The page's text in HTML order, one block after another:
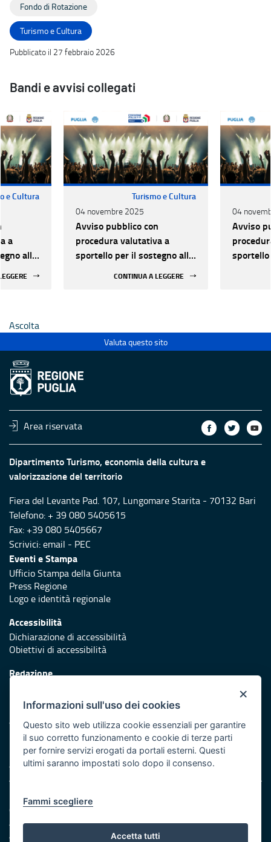
Fondo di Rotazione
Turismo e Cultura
Pubblicato il 27 febbraio 2026
Bandi e avvisi collegati
e Cultura
a
alle
Turismo e Cultura
04 novembre 2025
Avviso pubblico con
procedura valutativa a
sportello per il sostegno alle
CONTINUA A LEGGERE
04
Avviso
Ascolta
Valuta questo sito
Area riservata
Dipartimento Turismo, economia della cultura e
valorizzazione del territorio
Fiera del Levante Pad. 107, Lungomare Starita - 70132 Bari
Telefono: + 39 080 5405615
Fax: +39 080 5405667
Scrivici:email - PEC
Eventi e Stampa
Ufficio Stampa della Giunta
Press Regione
Logo e identità regionale
Accessibilità
Dichiarazione di accessibilità
Obiettivi di accessibilità
Redazione
Protezione civile
Vai al sito di Protezione Civile Puglia
Iniziativa finanziata con risorse del POR Puglia 2014/2020 -
Asse XI
Note legali
Cookie e privacy
Amministrazione trasparente
Atti di notifica
×
Informazioni sull'uso dei cookies
Questo sito web utilizza cookie essenziali per garantire
il suo corretto funzionamento e cookie di terze parti
per fornire servizi erogati da portali esterni. Questi
ultimi saranno impostati solo dopo il consenso.
Fammi scegliere
Accetta tutti